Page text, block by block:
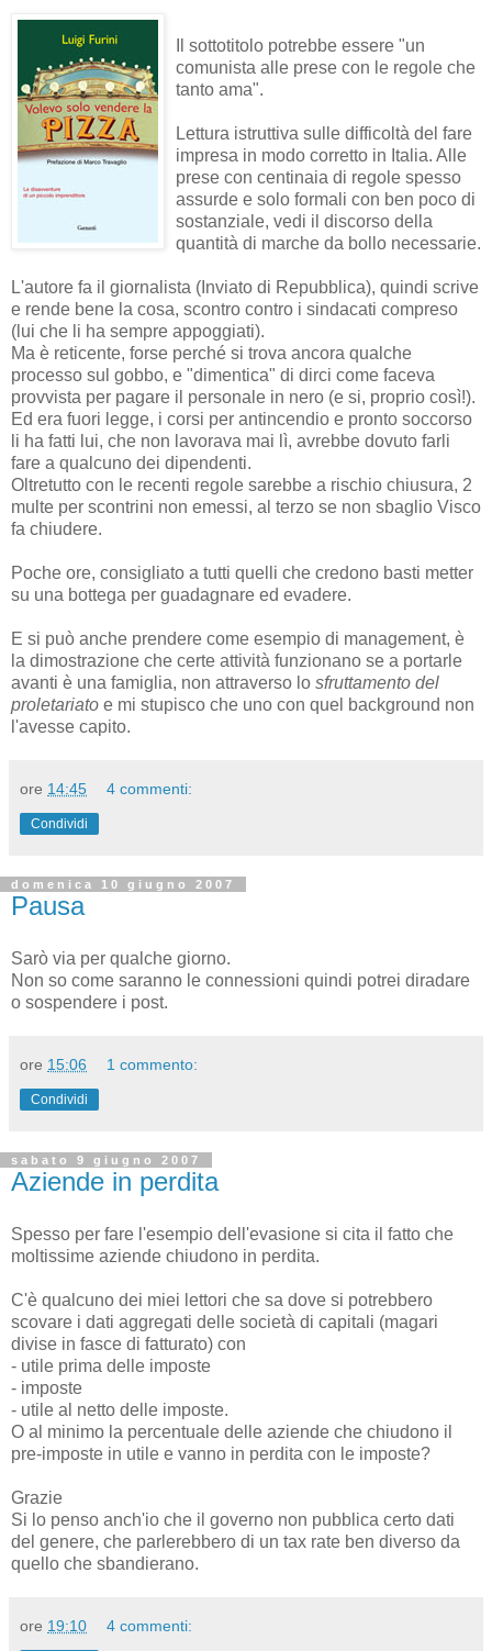
Il sottotitolo potrebbe essere "un
comunista alle prese con le regole che
tanto ama".
Lettura istruttiva sulle difficoltà del fare
impresa in modo corretto in Italia. Alle
prese con centinaia di regole spesso
assurde e solo formali con ben poco di
sostanziale, vedi il discorso della
quantità di marche da bollo necessarie.
L'autore fa il giornalista (Inviato di Repubblica), quindi scrive
e rende bene la cosa, scontro contro i sindacati compreso
(lui che li ha sempre appoggiati).
Ma è reticente, forse perché si trova ancora qualche
processo sul gobbo, e "dimentica" di dirci come faceva
provvista per pagare il personale in nero (e si, proprio così!).
Ed era fuori legge, i corsi per antincendio e pronto soccorso
li ha fatti lui, che non lavorava mai lì, avrebbe dovuto farli
fare a qualcuno dei dipendenti.
Oltretutto con le recenti regole sarebbe a rischio chiusura, 2
multe per scontrini non emessi, al terzo se non sbaglio Visco
fa chiudere.
Poche ore, consigliato a tutti quelli che credono basti metter
su una bottega per guadagnare ed evadere.
E si può anche prendere come esempio di management, è
la dimostrazione che certe attività funzionano se a portarle
avanti è una famiglia, non attraverso lo sfruttamento del
proletariato e mi stupisco che uno con quel background non
l'avesse capito.
ore 14:45 4 commenti:
Condividi
domenica 10 giugno 2007
Pausa
Sarò via per qualche giorno.
Non so come saranno le connessioni quindi potrei diradare
o sospendere i post.
ore 15:06 1 commento:
Condividi
sabato 9 giugno 2007
Aziende in perdita
Spesso per fare l'esempio dell'evasione si cita il fatto che
moltissime aziende chiudono in perdita.
C'è qualcuno dei miei lettori che sa dove si potrebbero
scovare i dati aggregati delle società di capitali (magari
divise in fasce di fatturato) con
- utile prima delle imposte
- imposte
- utile al netto delle imposte.
O al minimo la percentuale delle aziende che chiudono il
pre-imposte in utile e vanno in perdita con le imposte?
Grazie
Si lo penso anch'io che il governo non pubblica certo dati
del genere, che parlerebbero di un tax rate ben diverso da
quello che sbandierano.
ore 19:10 4 commenti: